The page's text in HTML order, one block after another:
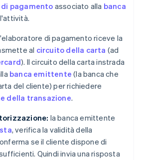
pagamento associato alla banca
di pagamento riceve la
al circuito della carta (ad
). Il circuito della carta instrada
banca emittente (la banca che
del cliente) per richiedere
della transazione.
la banca emittente
, verifica la validità della
se il cliente dispone di
Quindi invia una risposta